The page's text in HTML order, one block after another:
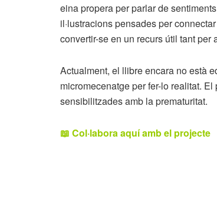
eina propera per parlar de
il·lustracions pensades per
convertir-se en un recurs útil tant
Actualment, el llibre encara no està
micromecenatge per fer-lo realitat.
sensibilitzades amb la prematuritat.
📖 Col·labora aquí amb el projecte